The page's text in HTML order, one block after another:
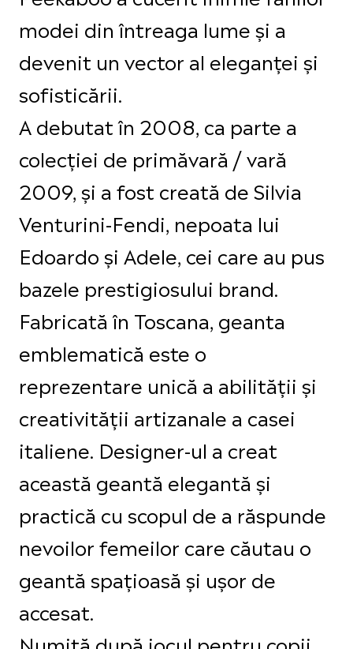
modei din întreaga lume și a
devenit un vector al eleganței și
sofisticării.
A debutat în 2008, ca parte a
colecției de primăvară / vară
2009, și a fost creată de Silvia
Venturini-Fendi, nepoata lui
Edoardo și Adele, cei care au pus
bazele prestigiosului brand.
Fabricată în Toscana, geanta
emblematică este o
reprezentare unică a abilității și
creativității artizanale a casei
italiene. Designer-ul a creat
această geantă elegantă și
practică cu scopul de a răspunde
nevoilor femeilor care căutau o
geantă spațioasă și ușor de
accesat.
Numită după jocul pentru copii,